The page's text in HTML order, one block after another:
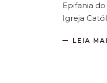
Epifania
Igreja
LEIA